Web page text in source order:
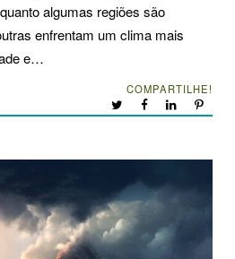
algumas regiões são
enfrentam um clima mais
e…
COMPARTILHE!